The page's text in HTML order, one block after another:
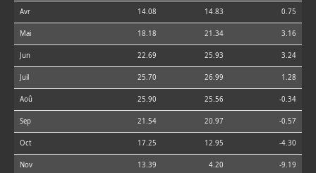
Avr 14.08 14.83 0.75
Mai 18.18 21.34 3.16
Jun 22.69 25.93 3.24
Juil 25.70 26.99 1.28
Aoû 25.90 25.56 -0.34
Sep 21.54 20.97 -0.57
Oct 17.25 12.95 -4.30
Nov 13.39 4.20 -9.19